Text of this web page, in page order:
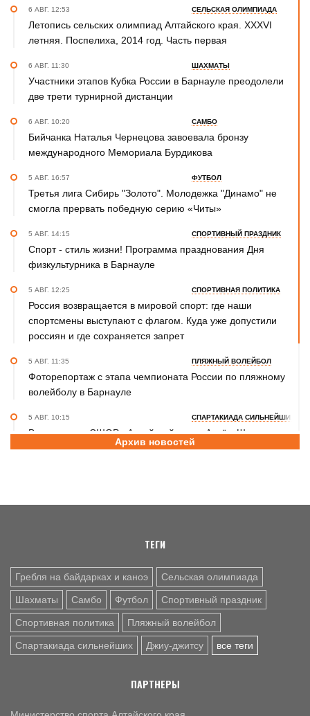
6 АВГ. 12:53 СЕЛЬСКАЯ ОЛИМПИАДА
Летопись сельских олимпиад Алтайского края. XXXVI
летняя. Поспелиха, 2014 год. Часть первая
6 АВГ. 11:30 ШАХМАТЫ
Участники этапов Кубка России в Барнауле преодолели
две трети турнирной дистанции
6 АВГ. 10:20 САМБО
Бийчанка Наталья Чернецова завоевала бронзу
международного Мемориала Бурдикова
5 АВГ. 16:57 ФУТБОЛ
Третья лига Сибирь "Золото". Молодежка "Динамо" не
смогла прервать победную серию «Читы»
5 АВГ. 14:15 СПОРТИВНЫЙ ПРАЗДНИК
Спорт - стиль жизни! Программа празднования Дня
физкультурника в Барнауле
5 АВГ. 12:25 СПОРТИВНАЯ ПОЛИТИКА
Россия возвращается в мировой спорт: где наши
спортсмены выступают с флагом. Куда уже допустили
россиян и где сохраняется запрет
5 АВГ. 11:35 ПЛЯЖНЫЙ ВОЛЕЙБОЛ
Фоторепортаж с этапа чемпионата России по пляжному
волейболу в Барнауле
5 АВГ. 10:15 СПАРТАКИАДА СИЛЬНЕЙШИХ
Воспитанник СШОР «Алтайский ринг» Артём Шульц
принял участие в турнире по боксу в рамках Спартакиады
Елизавета Лаптева и Валерия Зиновьева – бронзовые
Архив новостей
ТЕГИ
Гребля на байдарках и каноэ Сельская олимпиада
Шахматы Самбо Футбол Спортивный праздник
Спортивная политика Пляжный волейбол
Спартакиада сильнейших Джиу-джитсу все теги
ПАРТНЕРЫ